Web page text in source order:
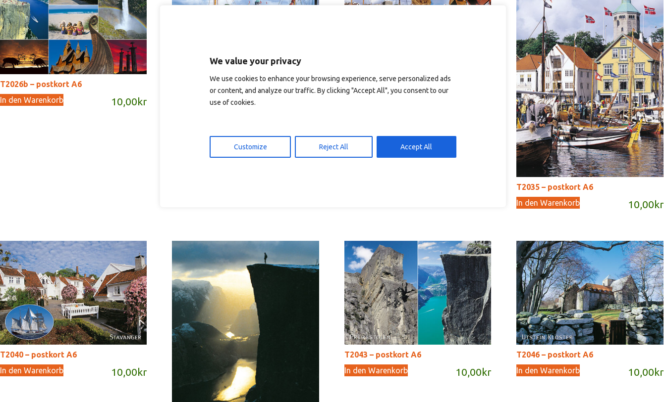
We value your privacy
We use cookies to enhance your browsing experience, serve personalized ads
or content, and analyze our traffic. By clicking "Accept All", you consent to our
use of cookies.
Customize Reject All Accept All
T2026b – postkort A6
10,00 kr
In den Warenkorb
T2030 – postkort A6
In den Warenkorb
T2032 – postkort A6
T2035 – postkort A6
10,00 kr
In den Warenkorb
T2040 – postkort A6
10,00 kr
In den Warenkorb
T2043 – postkort A6
10,00 kr
In den Warenkorb
T2046 – postkort A6
10,00 kr
In den Warenkorb